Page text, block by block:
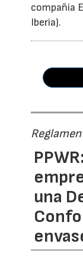
compañía
Iberia).
una